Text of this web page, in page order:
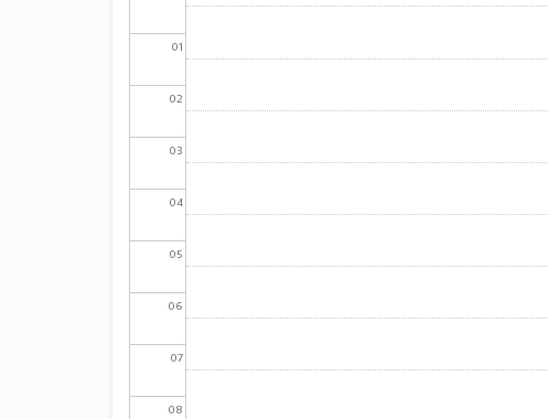
01
02
03
04
05
06
07
08